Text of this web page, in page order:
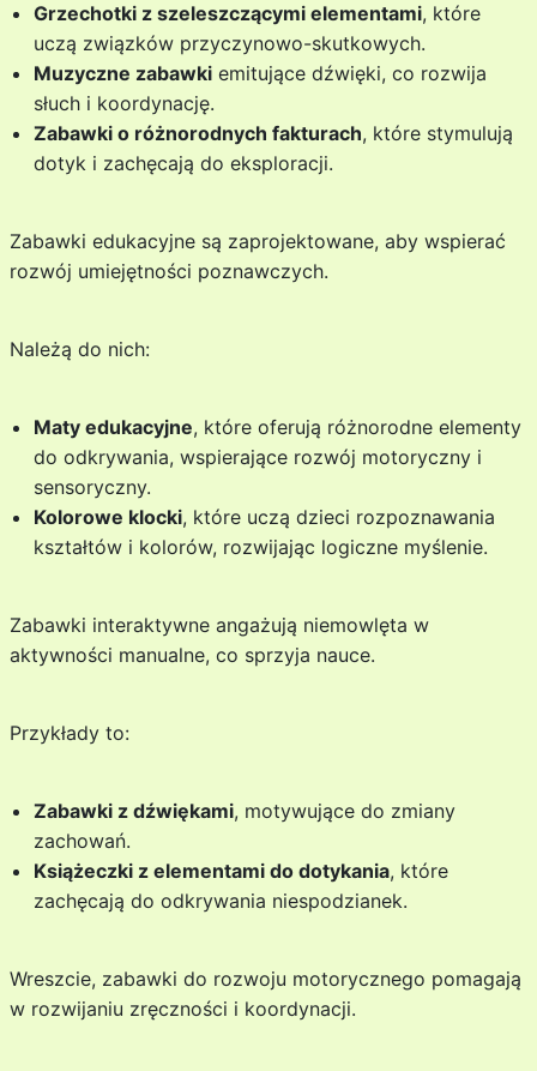
Grzechotki z szeleszczącymi elementami, które
uczą związków przyczynowo-skutkowych.
Muzyczne zabawkiemitujące dźwięki, co rozwija
słuch i koordynację.
Zabawki o różnorodnych fakturach, które stymulują
dotyk i zachęcają do eksploracji.
Zabawki edukacyjne są zaprojektowane, aby wspierać
rozwój umiejętności poznawczych.
Należą do nich:
Maty edukacyjne, które oferują różnorodne elementy
do odkrywania, wspierające rozwój motoryczny i
sensoryczny.
Kolorowe klocki, które uczą dzieci rozpoznawania
kształtów i kolorów, rozwijając logiczne myślenie.
Zabawki interaktywne angażują niemowlęta w
aktywności manualne, co sprzyja nauce.
Przykłady to:
Zabawki z dźwiękami, motywujące do zmiany
zachowań.
Książeczki z elementami do dotykania, które
zachęcają do odkrywania niespodzianek.
Wreszcie, zabawki do rozwoju motorycznego pomagają
w rozwijaniu zręczności i koordynacji.